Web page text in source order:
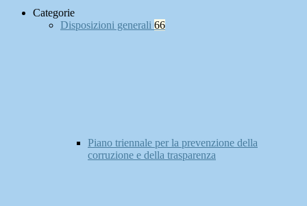
Categorie
Disposizioni generali 66
Piano triennale per la prevenzione della
corruzione e della trasparenza